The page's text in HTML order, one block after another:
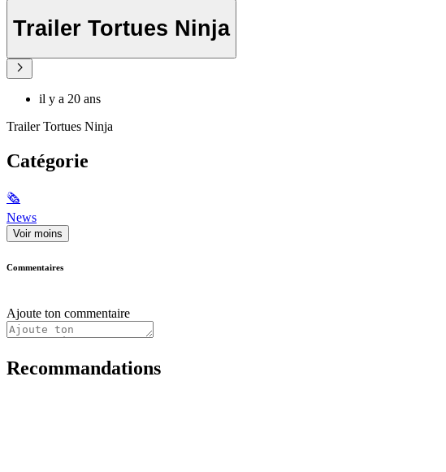
Trailer Tortues Ninja
il y a 20 ans
Trailer Tortues Ninja
Catégorie
🗞
News
Voir moins
Commentaires
Ajoute ton commentaire
Recommandations